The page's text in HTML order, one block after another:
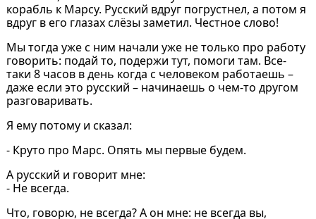
корабль к Марсу. Русский вдруг погрустнел, а потом я
вдруг в его глазах слёзы заметил. Честное слово!
Мы тогда уже с ним начали уже не только про работу
говорить: подай то, подержи тут, помоги там. Все-
таки 8 часов в день когда с человеком работаешь –
даже если это русский – начинаешь о чем-то другом
разговаривать.
Я ему потому и сказал:
- Круто про Марс. Опять мы первые будем.
А русский и говорит мне:
- Не всегда.
Что, говорю, не всегда? А он мне: не всегда вы,